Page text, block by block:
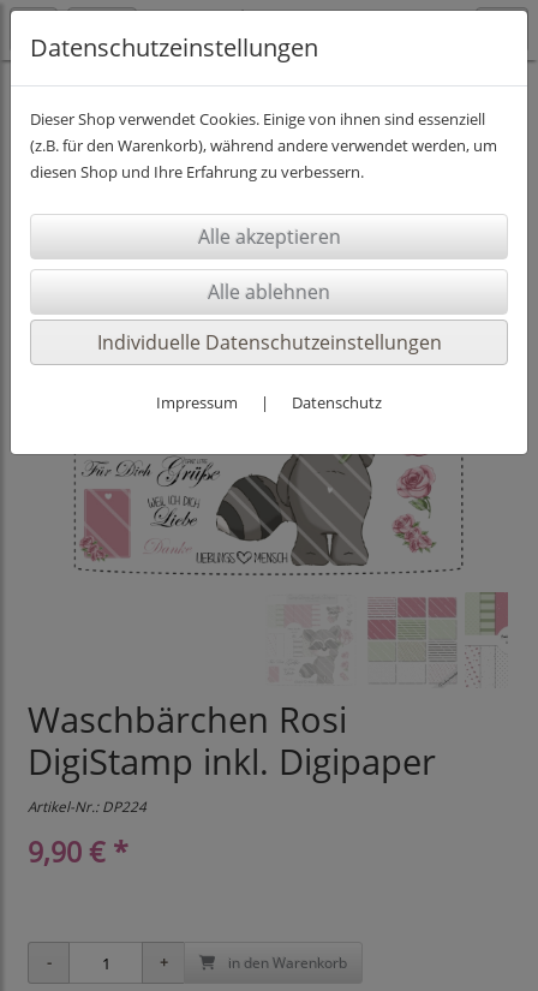
BIG SET Digistamp
Waschbärchen Rosi
DigiStamp inkl. Digipaper
Artikel-Nr.:DP224
9,90 € *
in den Warenkorb
Datenschutzeinstellungen
Dieser Shop verwendet Cookies. Einige von ihnen sind essenziell
(z.B. für den Warenkorb), während andere verwendet werden, um
diesen Shop und Ihre Erfahrung zu verbessern.
Individuelle Datenschutzeinstellungen
Impressum | Datenschutz